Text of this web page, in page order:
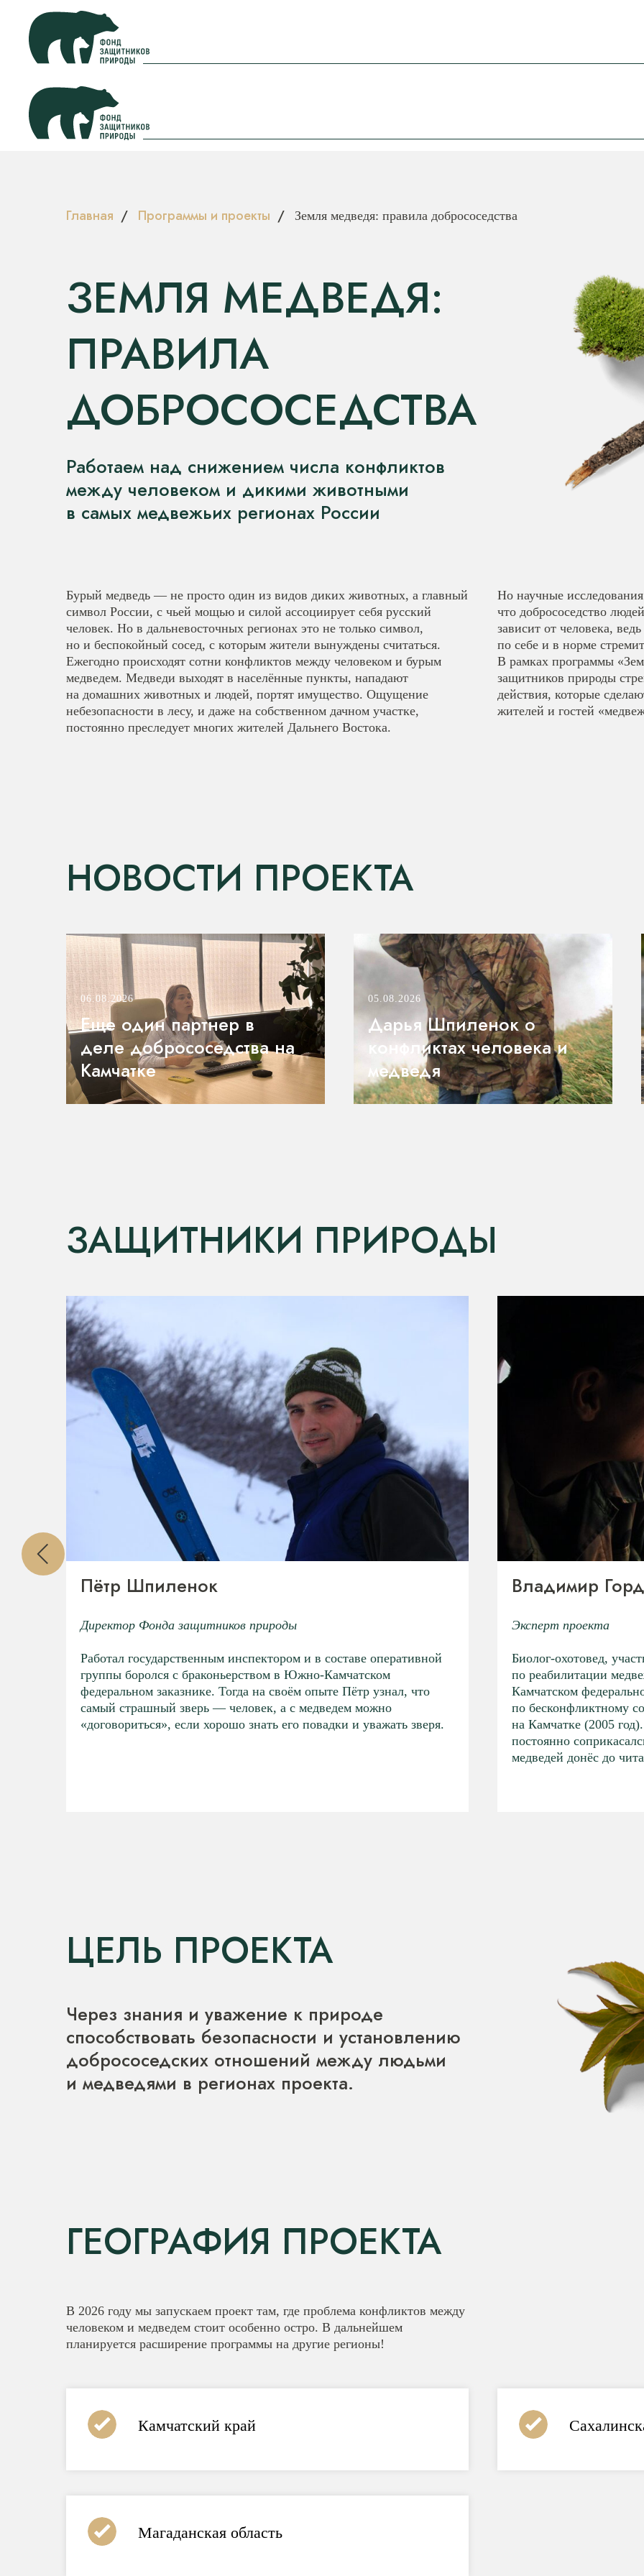
Главная / Программы и проекты / Земля медведя: правила добрососедства
ЗЕМЛЯ МЕДВЕДЯ:
ПРАВИЛА
ДОБРОСОСЕДСТВА
Работаем над снижением числа конфликтов
между человеком и дикими животными
в самых медвежьих регионах России
Бурый медведь — не просто один из видов диких животных, а главный
символ России, с чьей мощью и силой ассоциирует себя русский
человек. Но в дальневосточных регионах это не только символ,
но и беспокойный сосед, с которым жители вынуждены считаться.
Ежегодно происходят сотни конфликтов между человеком и бурым
медведем. Медведи выходят в населённые пункты, нападают
на домашних животных и людей, портят имущество. Ощущение
небезопасности в лесу, и даже на собственном дачном участке,
постоянно преследует многих жителей Дальнего Востока.
Но научные
что добрососедство
зависит от человека,
по себе и в норме
В рамках программы
защитников природы
действия, которые
жителей и гостей
НОВОСТИ ПРОЕКТА
06.08.2026
Еще один партнер в
деле добрососедства на
Камчатке
05.08.2026
Дарья Шпиленок о
конфликтах человека и
медведя
ЗАЩИТНИКИ ПРИРОДЫ
Пётр Шпиленок
Директор Фонда защитников природы
Работал государственным инспектором и в составе оперативной
группы боролся с браконьерством в Южно-Камчатском
федеральном заказнике. Тогда на своём опыте Пётр узнал, что
самый страшный зверь — человек, а с медведем можно
«договориться», если хорошо знать его повадки и уважать зверя.
Владимир
Эксперт проекта
Биолог-охотовед,
по реабилитации
Камчатском
по бесконфликтному
на Камчатке (2005
постоянно
медведей донёс до
Через знания и уважение к природе
способствовать безопасности и установлению
добрососедских отношений между людьми
и медведями в регионах проекта.
ЦЕЛЬ ПРОЕКТА
ГЕОГРАФИЯ ПРОЕКТА
В 2026 году мы запускаем проект там, где проблема конфликтов между
человеком и медведем стоит особенно остро. В дальнейшем
планируется расширение программы на другие регионы!
Камчатский край
Магаданская область